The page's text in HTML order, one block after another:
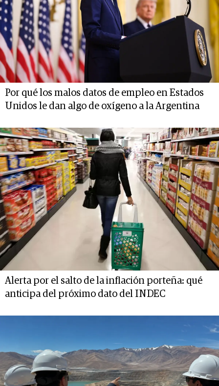
Por qué los malos datos de empleo en Estados
Unidos le dan algo de oxígeno a la Argentina
Alerta por el salto de la inflación porteña: qué
anticipa del próximo dato del INDEC